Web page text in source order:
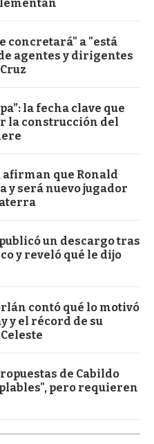
concretará" a "está
agentes y dirigentes
la fecha clave que
la construcción del
afirman que Ronald
y será nuevo jugador
un descargo tras
y reveló qué le dijo
contó qué lo motivó
y el récord de su
de Cabildo
pero requieren